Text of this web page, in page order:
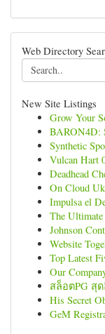
Web Directory
New Site Listings
Grow Your
BARON4D:
Synthetic
Vulcan Hart
Deadhead
On Cloud Uk
Impulsa el
The
Johnson
Website
Top Latest
Our
สล็อตPG สุ
His Secret
GeM